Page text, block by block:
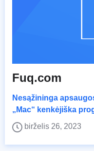
Fuq.com
Nesąžininga
„Mac“ kenkėjiška
birželis 26, 2023